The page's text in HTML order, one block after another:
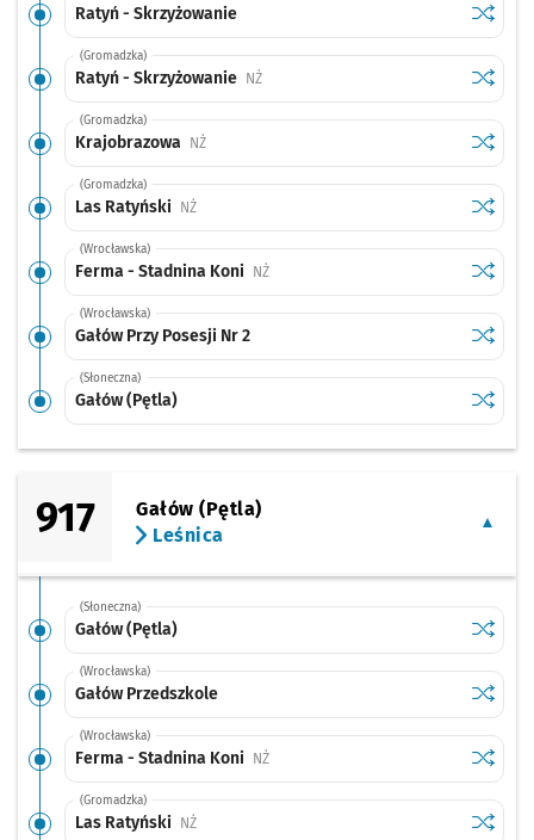
Ratyń - Skrzyżowanie
(Gromadzka)
Ratyń - Skrzyżowanie NŻPrzystanek na życzenie
(Gromadzka)
Krajobrazowa NŻPrzystanek na życzenie
(Gromadzka)
Las Ratyński NŻPrzystanek na życzenie
(Wrocławska)
Ferma - Stadnina Koni NŻPrzystanek na życzenie
(Wrocławska)
Gałów Przy Posesji Nr 2
(Słoneczna)
Gałów (Pętla)
917
Gałów (Pętla)
Leśnica
(Słoneczna)
Gałów (Pętla)
(Wrocławska)
Gałów Przedszkole
(Wrocławska)
Ferma - Stadnina Koni NŻPrzystanek na życzenie
(Gromadzka)
Las Ratyński NŻPrzystanek na życzenie